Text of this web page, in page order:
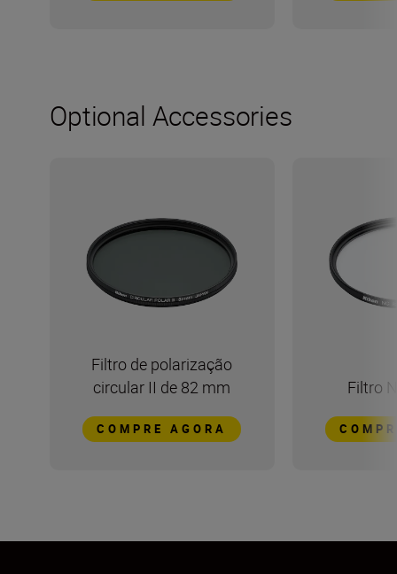
Optional Accessories
Filtro de polarização
circular II de 82 mm
COMPRE AGORA
Filtro